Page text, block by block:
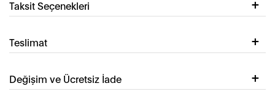
Taksit Seçenekleri
Teslimat
Değişim ve Ücretsiz İade